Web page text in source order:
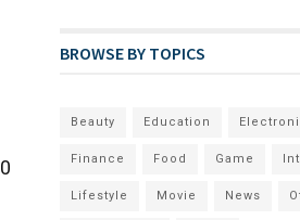
0
BROWSE BY TOPICS
Beauty Education
Finance Food Game
Lifestyle Movie News